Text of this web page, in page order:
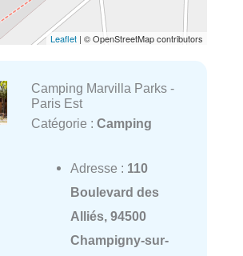
Leaflet | © OpenStreetMap contributors
Camping Marvilla Parks -
Paris Est
Catégorie : Camping
Adresse : 110
Boulevard des
Alliés, 94500
Champigny-sur-